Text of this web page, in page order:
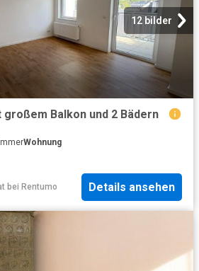
12 bilder
Balkon und 2 Bädern
Wohnung
bei Rentumo Details ansehen